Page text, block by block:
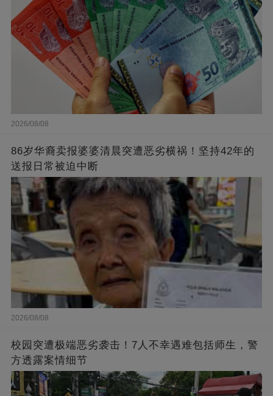
2026/08/08
86岁华裔卖报婆婆清晨突遭恶劣横祸！坚持42年的
送报日常被迫中断
2026/08/08
校园突遭极端恶劣袭击！7人不幸遇难包括师生，警
方透露案情细节